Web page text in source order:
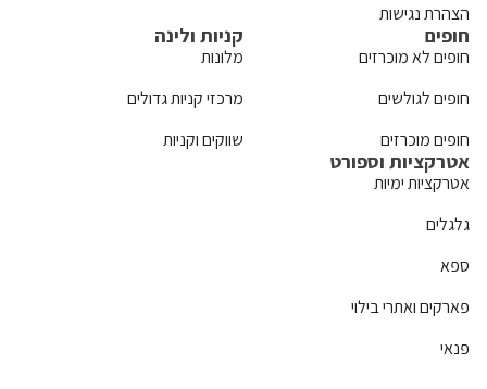
הצהרת נגישות
חופים
חופים לא מוכרזים
חופים לגולשים
חופים מוכרזים
קניות ולינה
מלונות
מרכזי קניות גדולים
שווקים וקניות
אטרקציות וספורט
אטרקציות ימיות
גלגלים
ספא
פארקים ואתרי בילוי
פנאי